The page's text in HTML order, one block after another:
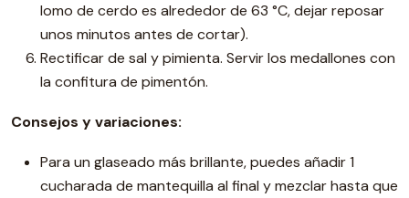
lomo de cerdo es alrededor de 63 °C, dejar reposar
unos minutos antes de cortar).
Rectificar de sal y pimienta. Servir los medallones con
la confitura de pimentón.
Consejos y variaciones:
Para un glaseado más brillante, puedes añadir 1
cucharada de mantequilla al final y mezclar hasta que